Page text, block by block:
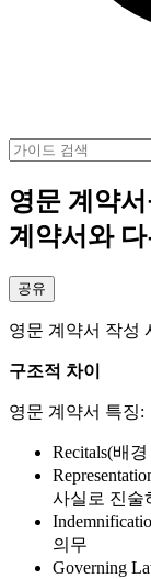
영문 계약
계약서와
공유
영문 계약서 작성
구조적 차이
영문 계약서 특징:
Recitals(배
사실로 진술
의무
Governing